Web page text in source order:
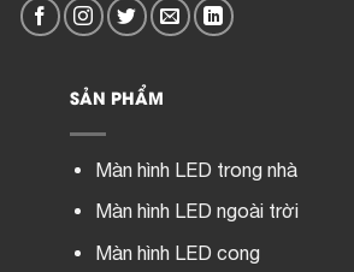
SẢN PHẨM
Màn hình LED trong nhà
Màn hình LED ngoài trời
Màn hình LED cong